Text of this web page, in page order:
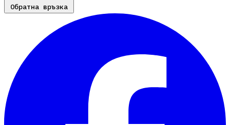
Обратна връзка
Обратна връзка